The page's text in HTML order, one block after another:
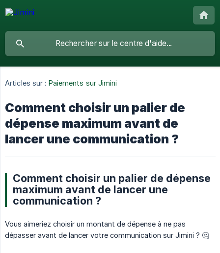
Articles sur : Paiements sur Jimini
Comment choisir un palier de
dépense maximum avant de
lancer une communication ?
Comment choisir un palier de dépense
maximum avant de lancer une
communication ?
Vous aimeriez choisir un montant de dépense à ne pas
dépasser avant de lancer votre communication sur Jimini ? 🤔